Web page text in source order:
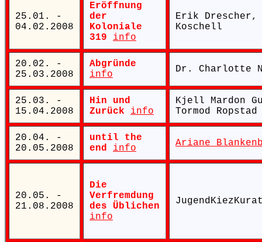
25.01. -
04.02.2008
Eröffnung
der
Koloniale
319
info
Erik Drescher,
Koschell
20.02. -
25.03.2008
Abgründe
info
Dr. Charlotte
25.03. -
15.04.2008
Hin und
Zurück
info
Kjell Mardon
Tormod
20.04. -
20.05.2008
until the
end
info Ariane
20.05. -
21.08.2008
Die
Verfremdung
des Üblichen
info